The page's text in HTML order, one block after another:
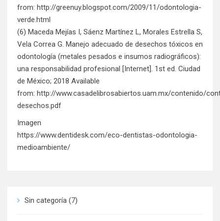
from: http://greenuy.blogspot.com/2009/11/odontologia-
verde.html
(6) Maceda Mejías I, Sáenz Martínez L, Morales Estrella S,
Vela Correa G. Manejo adecuado de desechos tóxicos en
odontología (metales pesados e insumos radiográficos):
una responsabilidad profesional [Internet]. 1st ed. Ciudad
de México; 2018 Available
from: http://www.casadelibrosabiertos.uam.mx/contenido/
desechos.pdf
Imagen
https://www.dentidesk.com/eco-dentistas-odontologia-
medioambiente/
Sin categoría (7)